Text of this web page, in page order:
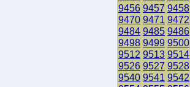
9456 9457 9458
9470 9471 9472
9484 9485 9486
9498 9499 9500
9512 9513 9514
9526 9527 9528
9540 9541 9542